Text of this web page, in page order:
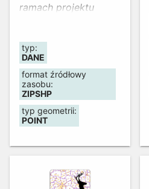
ramach projektu
typ:
DANE
format źródłowy
zasobu:
ZIPSHP
typ geometrii:
POINT